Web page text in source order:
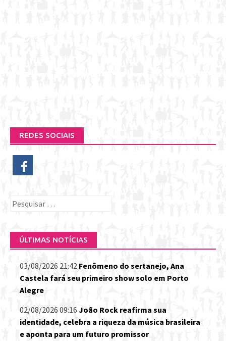
REDES SOCIAIS
Pesquisar
ÚLTIMAS NOTÍCIAS
03/08/2026 21:42 Fenômeno do sertanejo, Ana
Castela fará seu primeiro show solo em Porto
Alegre
02/08/2026 09:16 João Rock reafirma sua
identidade, celebra a riqueza da música brasileira
e aponta para um futuro promissor